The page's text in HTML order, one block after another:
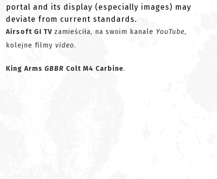
portal and its display (especially images) may
deviate from current standards.
Airsoft GI TV zamieściła, na swoim kanale YouTube,
kolejne filmy video.
King Arms GBBR Colt M4 Carbine.